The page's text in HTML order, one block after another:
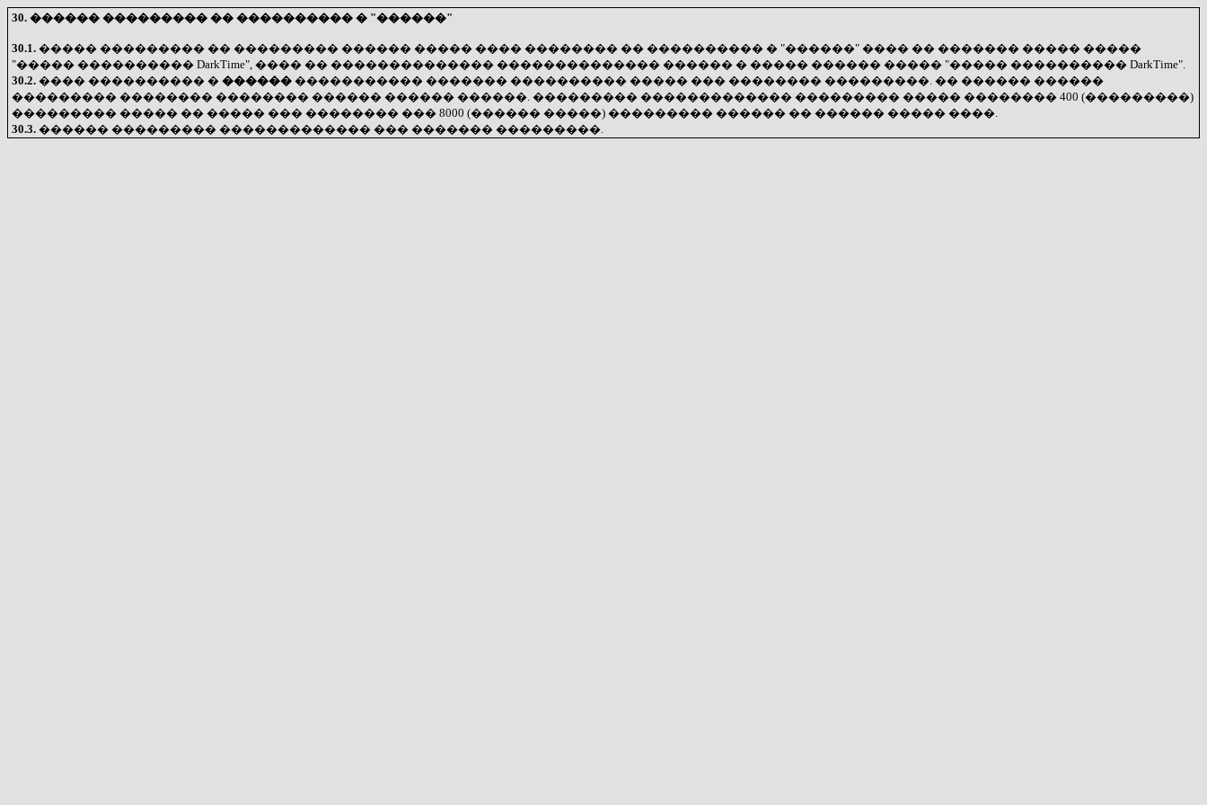
30. ������ ��������� �� ���������� � "������"
30.1. ����� ��������� �� ��������� ������ ����� ���� �������� �� ���������� � "������" ���� �� ������� ����� �����
"����� ���������� DarkTime", ���� �� �������������� �������������� ������ � ����� ������ ����� "����� ���������� DarkTime".
30.2. ���� ���������� � ������ ����������� ������� ���������� ����� ��� �������� ���������. �� ������ ������
��������� �������� �������� ������ ������ ������. ��������� ������������� ��������� ����� �������� 400 (���������)
��������� ����� �� ����� ��� �������� ��� 8000 (������ �����) ��������� ������ �� ������ ����� ����.
30.3. ������ ��������� ������������� ��� ������� ���������.